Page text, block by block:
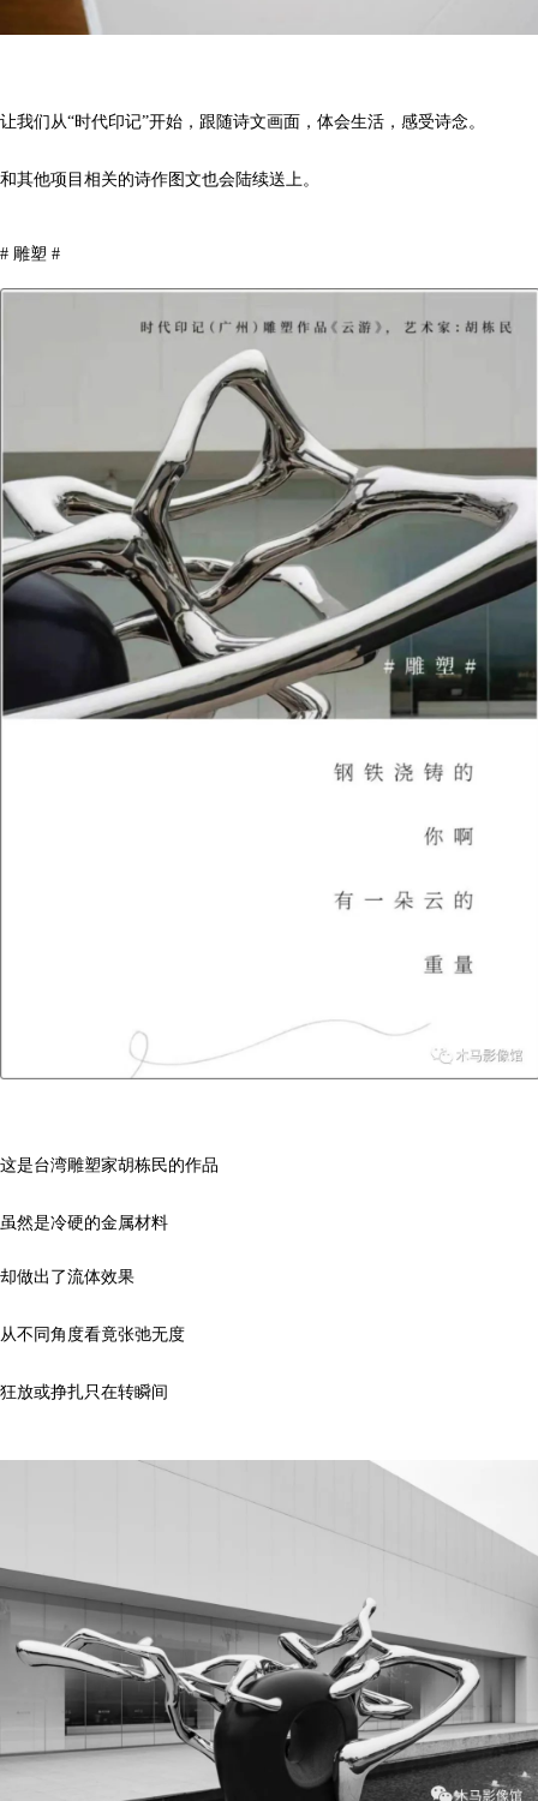
让我们从“时代印记”开始，跟随诗文画面，体会生活，感受诗念。
和其他项目相关的诗作图文也会陆续送上。
# 雕塑 #
这是台湾雕塑家胡栋民的作品
虽然是冷硬的金属材料
却做出了流体效果
从不同角度看竟张弛无度
狂放或挣扎只在转瞬间